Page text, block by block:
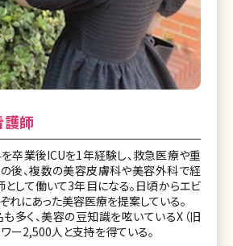
護師
卒業後ICUを1年経験し、救急医療や重
後、複数の美容皮膚科や美容外科で経
して働いて3年目になる。日頃からエビ
れにあった美容医療を提案している。
多く、美容の豆知識を呟いているX（旧
ー2,500人と支持を得ている。